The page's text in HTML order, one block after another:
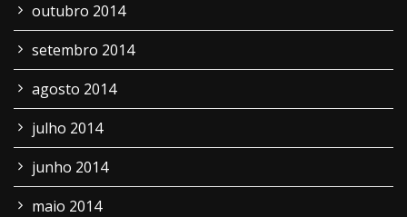
outubro 2014
setembro 2014
agosto 2014
julho 2014
junho 2014
maio 2014